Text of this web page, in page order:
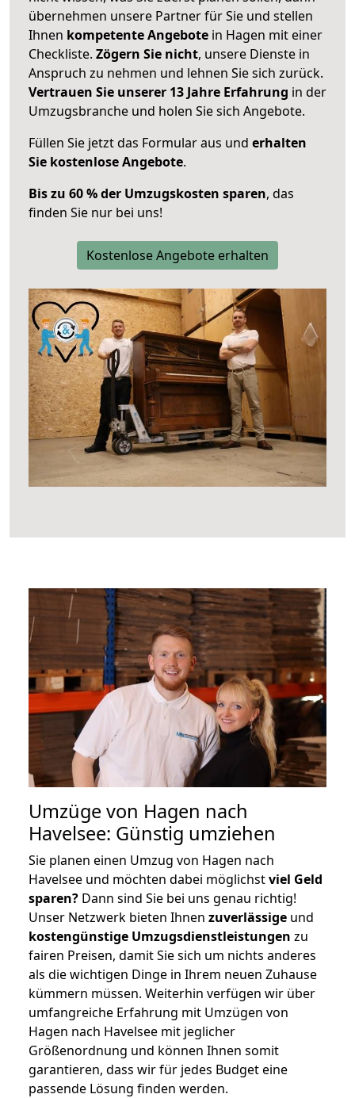
übernehmen unsere Partner für Sie und stellen
Ihnen kompetente Angebote in Hagen mit einer
Checkliste. Zögern Sie nicht, unsere Dienste in
Anspruch zu nehmen und lehnen Sie sich zurück.
Vertrauen Sie unserer 13 Jahre Erfahrung in der
Umzugsbranche und holen Sie sich Angebote.
Füllen Sie jetzt das Formular aus und erhalten
Sie kostenlose Angebote.
Bis zu 60 % der Umzugskosten sparen, das
finden Sie nur bei uns!
Kostenlose Angebote erhalten
Umzüge von Hagen nach
Havelsee: Günstig umziehen
Sie planen einen Umzug von Hagen nach
Havelsee und möchten dabei möglichstviel Geld
sparen? Dann sind Sie bei uns genau richtig!
Unser Netzwerk bieten Ihnen zuverlässige und
kostengünstige Umzugsdienstleistungen zu
fairen Preisen, damit Sie sich um nichts anderes
als die wichtigen Dinge in Ihrem neuen Zuhause
kümmern müssen. Weiterhin verfügen wir über
umfangreiche Erfahrung mit Umzügen von
Hagen nach Havelsee mit jeglicher
Größenordnung und können Ihnen somit
garantieren, dass wir für jedes Budget eine
passende Lösung finden werden.